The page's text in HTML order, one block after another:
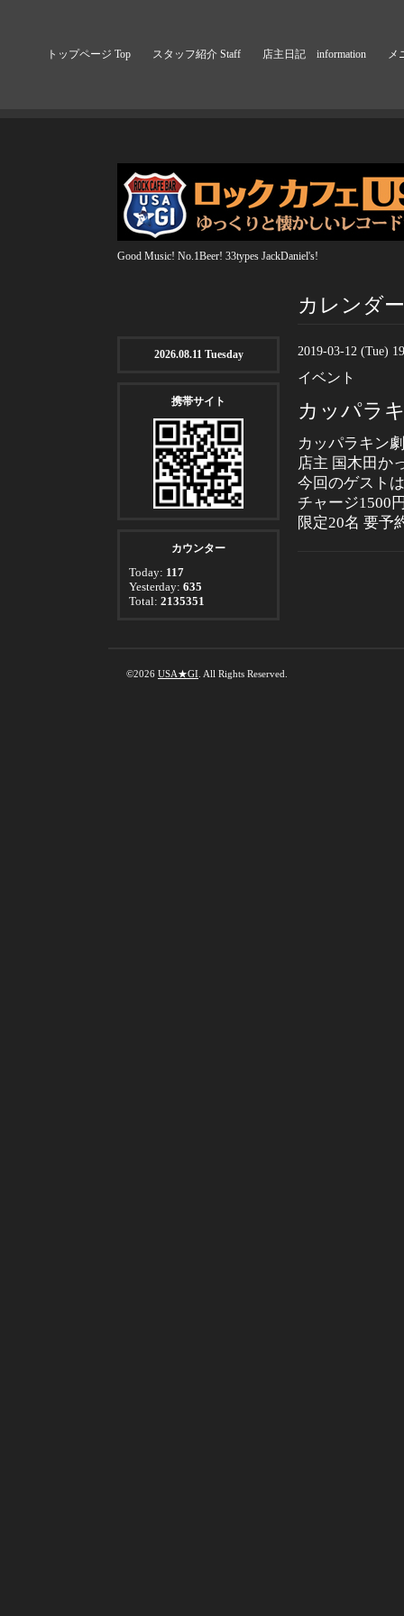
トップページ Top スタッフ紹介 Staff 店主日記 information メ
Good Music! No.1Beer! 33types JackDaniel's!
カレンダ
2019-03-12 (Tue)
イベント
カッパラ
カッパラキン
店主 国木田か
今回のゲスト
チャージ1500
限定20名 要予
2026.08.11 Tuesday
携帯サイト
カウンター
Today: 117
Yesterday: 635
Total: 2135351
©2026 USA★GI . All Rights Reserved.